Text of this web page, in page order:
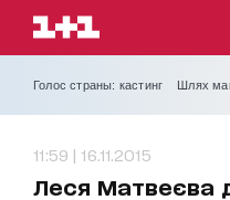
Голос страны: кастинг Шлях
11:59 | 16.11.2015
Леся Матвеєва